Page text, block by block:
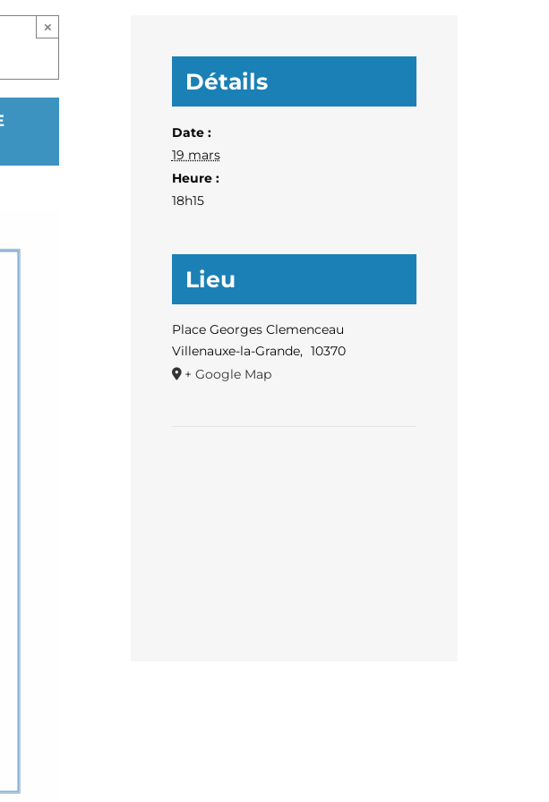
×
Détails
Date :
19 mars
Heure :
18h15
Lieu
Place Georges Clemenceau
Villenauxe-la-Grande, 10370
+ Google Map